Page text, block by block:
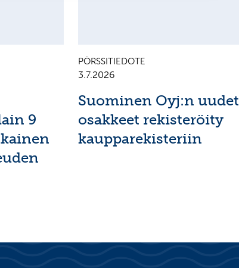
9
PÖRSSITIEDOTE
3.7.2026
Suominen Oyj:n uudet
osakkeet rekisteröity
kaupparekisteriin